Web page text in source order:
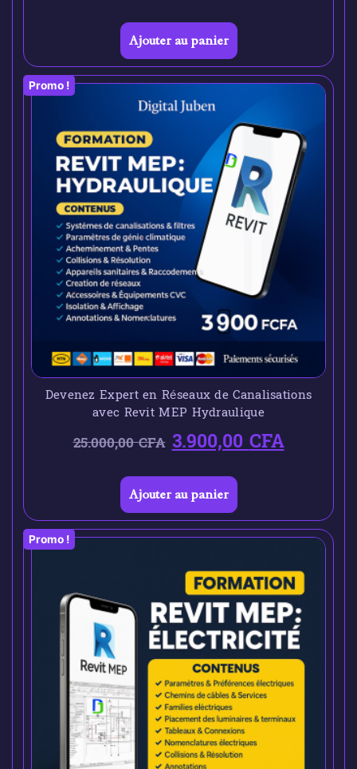
Ajouter au panier
Promo !
Devenez Expert en Réseaux de Canalisations
avec Revit MEP Hydraulique
25.000,00CFA 3.900,00CFA
Ajouter au panier
Promo !